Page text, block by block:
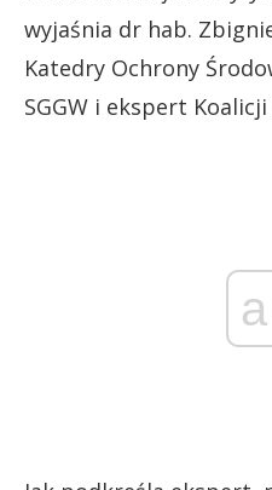
wyjaśnia dr hab.
Katedry Ochrony
SGGW i ekspert